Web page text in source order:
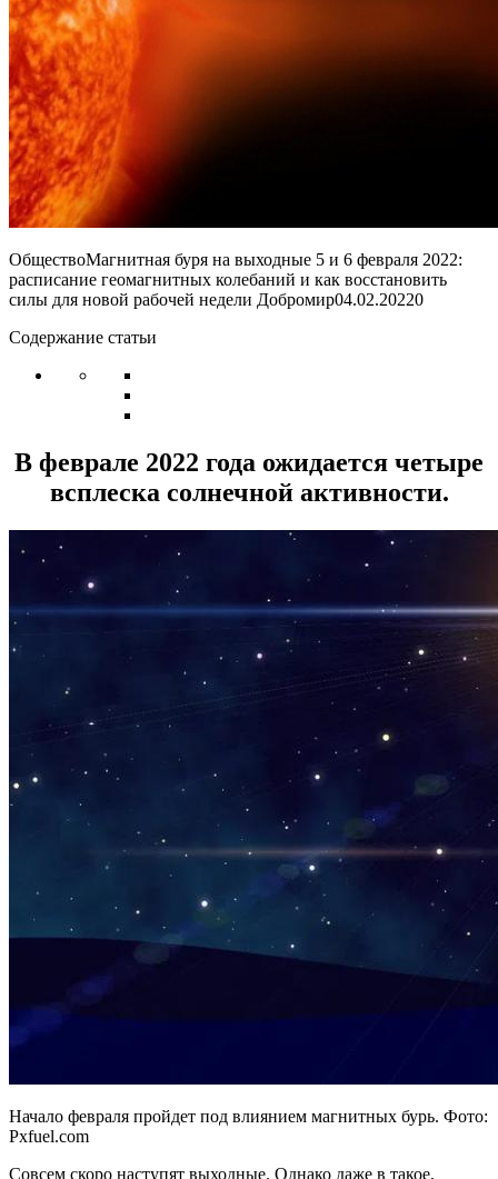
ОбществоМагнитная буря на выходные 5 и 6 февраля 2022:
расписание геомагнитных колебаний и как восстановить
силы для новой рабочей недели Добромир04.02.20220
Содержание статьи
В феврале 2022 года ожидается четыре
всплеска солнечной активности.
Начало февраля пройдет под влиянием магнитных бурь. Фото:
Pxfuel.com
Совсем скоро наступят выходные. Однако даже в такое,